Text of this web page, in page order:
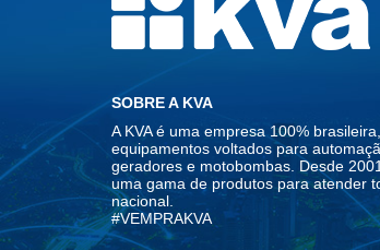
SOBRE A KVA
A KVA é uma empresa 100%
equipamentos voltados para
geradores e motobombas. Desde
uma gama de produtos para atender
nacional.
#VEMPRAKVA